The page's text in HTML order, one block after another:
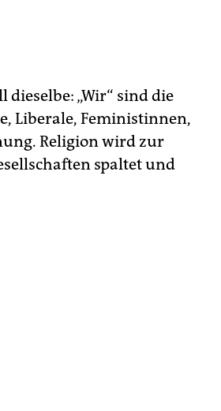
„Wir“ sind die
Liberale, Feministinnen,
Religion wird zur
spaltet und